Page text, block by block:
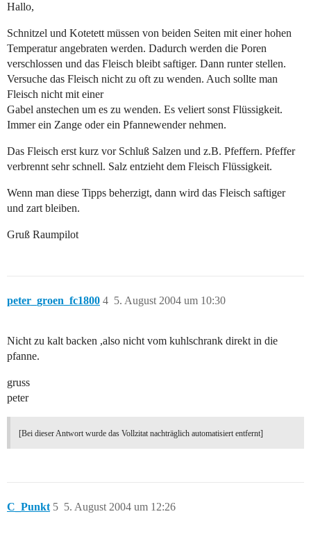
Hallo,
Schnitzel und Kotetett müssen von beiden Seiten mit einer hohen
Temperatur angebraten werden. Dadurch werden die Poren
verschlossen und das Fleisch bleibt saftiger. Dann runter stellen.
Versuche das Fleisch nicht zu oft zu wenden. Auch sollte man
Fleisch nicht mit einer
Gabel anstechen um es zu wenden. Es veliert sonst Flüssigkeit.
Immer ein Zange oder ein Pfannewender nehmen.
Das Fleisch erst kurz vor Schluß Salzen und z.B. Pfeffern. Pfeffer
verbrennt sehr schnell. Salz entzieht dem Fleisch Flüssigkeit.
Wenn man diese Tipps beherzigt, dann wird das Fleisch saftiger
und zart bleiben.
Gruß Raumpilot
peter_groen_fc1800 5. August 2004 um 10:30
4
Nicht zu kalt backen ,also nicht vom kuhlschrank direkt in die
pfanne.
gruss
peter
[Bei dieser Antwort wurde das Vollzitat nachträglich automatisiert entfernt]
C_Punkt 5. August 2004 um 12:26
5